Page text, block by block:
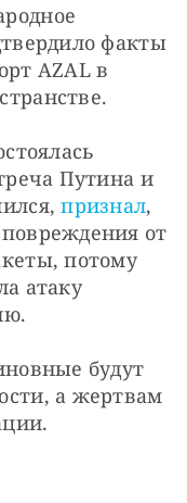
факты
AZAL в
Путина и
признал,
от
потому
атаку
будут
а жертвам